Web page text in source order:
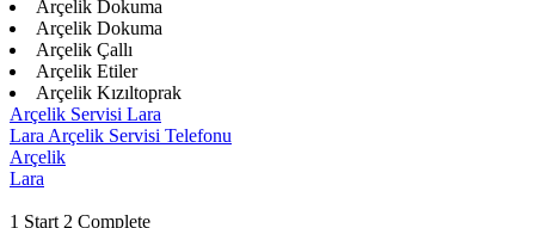
Arçelik Dokuma
Arçelik Dokuma
Arçelik Çallı
Arçelik Etiler
Arçelik Kızıltoprak
Arçelik Servisi Lara
Lara Arçelik Servisi Telefonu
Arçelik
Lara
1 Start 2 Complete